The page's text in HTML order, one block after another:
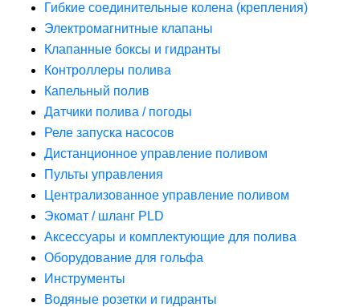
Гибкие соединительные колена (крепления)
Электромагнитные клапаны
Клапанные боксы и гидранты
Контроллеры полива
Капельный полив
Датчики полива / погоды
Реле запуска насосов
Дистанционное управление поливом
Пульты управления
Централизованное управление поливом
Экомат / шланг PLD
Аксессуары и комплектующие для полива
Оборудование для гольфа
Инструменты
Водяные розетки и гидранты